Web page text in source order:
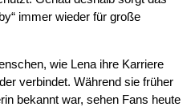
immer wieder für große
wie Lena ihre Karriere
verbindet. Während sie früher
bekannt war, sehen Fans heute